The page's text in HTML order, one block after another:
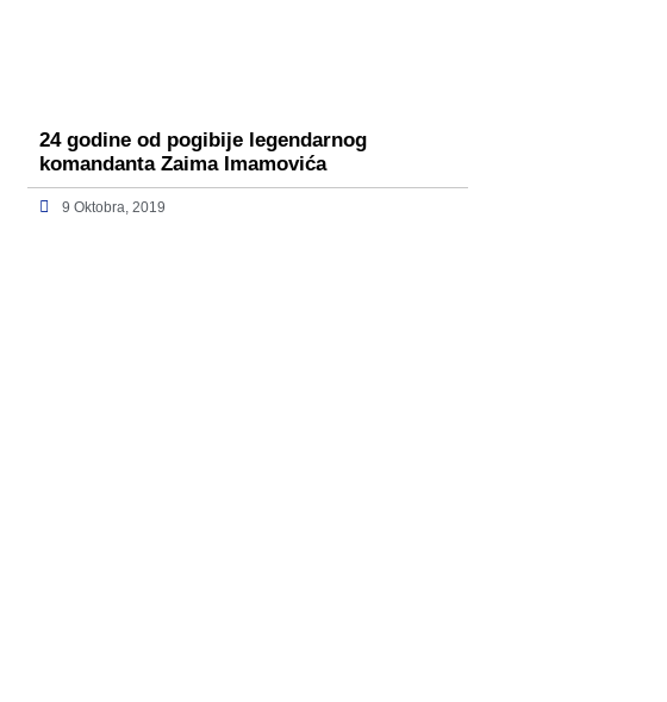
24 godine od pogibije legendarnog
komandanta Zaima Imamovića
9 Oktobra, 2019